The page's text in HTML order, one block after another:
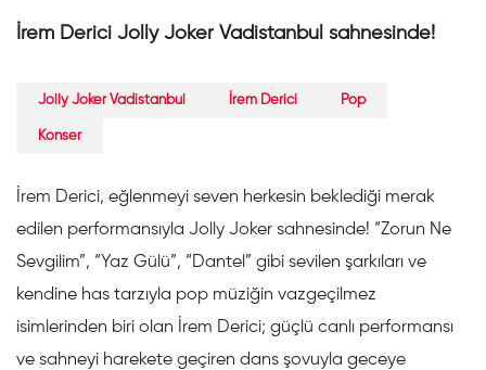
İrem Derici Jolly Joker Vadistanbul sahnesinde!
Jolly Joker Vadistanbul İrem Derici Pop
Konser
İrem Derici, eğlenmeyi seven herkesin beklediği merak
edilen performansıyla Jolly Joker sahnesinde! “Zorun Ne
Sevgilim”, “Yaz Gülü”, “Dantel” gibi sevilen şarkıları ve
kendine has tarzıyla pop müziğin vazgeçilmez
isimlerinden biri olan İrem Derici; güçlü canlı performansı
ve sahneyi harekete geçiren dans şovuyla geceye